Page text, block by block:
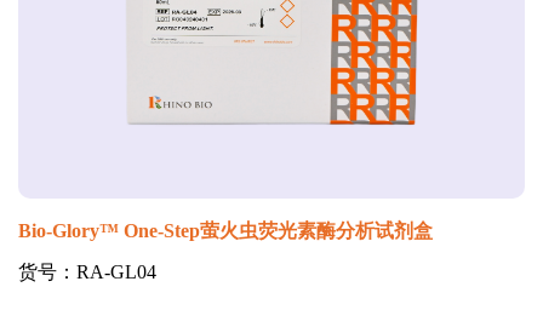
Bio-Glory™ One-Step萤火虫荧光素酶分析试剂盒
货号：RA-GL04